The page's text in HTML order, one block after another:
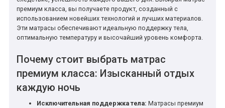
премиум класса, вы получаете продукт, созданный с
использованием новейших технологий и лучших материалов.
Эти матрасы обеспечивают идеальную поддержку тела,
оптимальную температуру и высочайший уровень комфорта.
Почему стоит выбрать матрас
премиум класса: Изысканный отдых
каждую ночь
Исключительная поддержка тела: Матрасы премиум